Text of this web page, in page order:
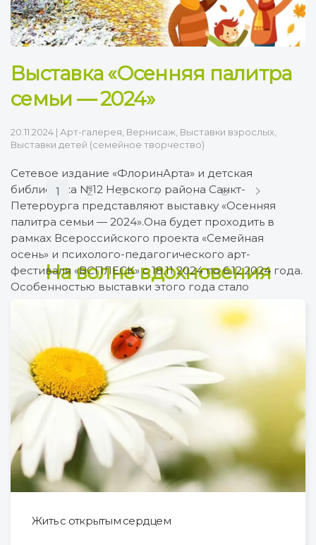
Выставка «Осенняя палитра
семьи — 2024»
20.11.2024 | Арт-галерея Вернисаж Выставки взрослых
Выставки детей (семейное творчество)
Сетевое издание «ФлоринАрта» и детская
библиотека №12 Невского района Санкт-
Петербурга представляют выставку «Осенняя
палитра семьи — 2024».Она будет проходить в
рамках Всероссийского проекта «Семейная
осень» и психолого-педагогического арт-
фестиваля «ВСПЛЕСК» с 18.11 2024 по 6.12.2024 года.
Особенностью выставки этого года стало
постепенное расширение экспозиции, то есть
зритель становится свидетелем её
рождения.Таким образом, выставка «Осенняя
палитра семьи — […]
Подробно
1 2 3 4 … 8
На волне вдохновения
Жить с открытым сердцем